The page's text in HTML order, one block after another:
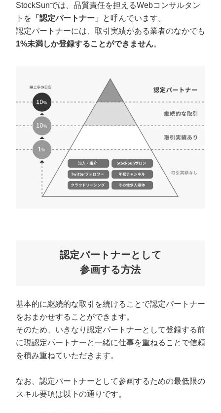
取締役メッセージ（株本祐己）
業務委託
認定パートナー
インターン
正社員
マーケマネージャー
カスタマーサクセスマネージャー
常勤監査役
StockSunでは、品質責任を担えるWebコンサルタン
トを 「認定パートナー」
と呼んでいます。
認定パートナーには、取引実績がある業者のなかでも
1%未満しか登録することができません。
認定パートナーとして
参画する方法
基本的に継続的な取引を続けることで認定パートナー
をおまかせすることができます。
そのため、いきなり認定パートナーとして登録する前
に現認定パートナーと一緒に仕事を重ねることで信頼
を積み重ねていただきます。
なお、認定パートナーとして参画するための最低限の
スキル要項は以下の通りです。